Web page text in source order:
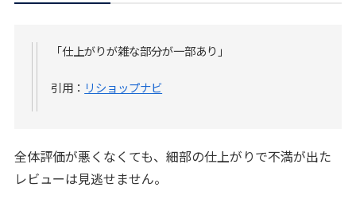
「仕上がりが雑な部分が一部あり」
引用： リショップナビ
全体評価が悪くなくても、細部の仕上がりで不満が出た
レビューは見逃せません。